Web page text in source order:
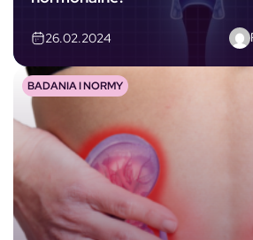
26.02.2024
BADANIA I NORMY